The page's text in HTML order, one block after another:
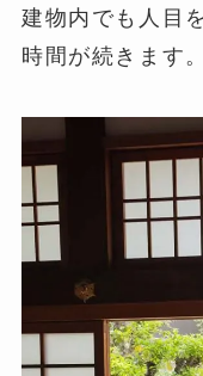
建物内でも人目
時間が続きます。